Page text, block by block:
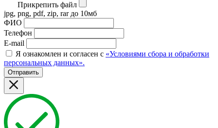
Прикрепить файл
jpg, png, pdf, zip, rar до 10мб
ФИО
Телефон
E-mail
Я ознакомлен и согласен с «Условиями сбора и обработки
персональных данных».
Отправить